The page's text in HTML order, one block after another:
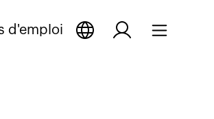
d'emploi